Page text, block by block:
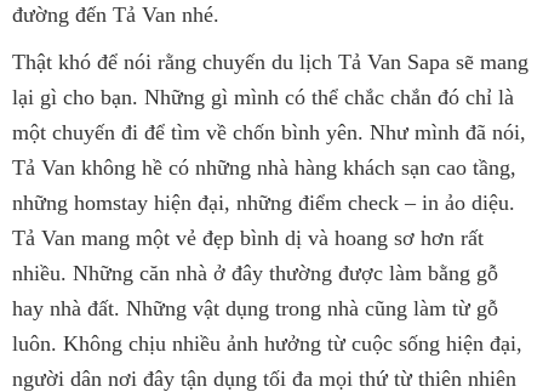
đường đến Tả Van nhé.
Thật khó để nói rằng chuyến du lịch Tả Van Sapa sẽ mang
lại gì cho bạn. Những gì mình có thể chắc chắn đó chỉ là
một chuyến đi để tìm về chốn bình yên. Như mình đã nói,
Tả Van không hề có những nhà hàng khách sạn cao tầng,
những homstay hiện đại, những điểm check – in ảo diệu.
Tả Van mang một vẻ đẹp bình dị và hoang sơ hơn rất
nhiều. Những căn nhà ở đây thường được làm bằng gỗ
hay nhà đất. Những vật dụng trong nhà cũng làm từ gỗ
luôn. Không chịu nhiều ảnh hưởng từ cuộc sống hiện đại,
người dân nơi đây tận dụng tối đa mọi thứ từ thiên nhiên